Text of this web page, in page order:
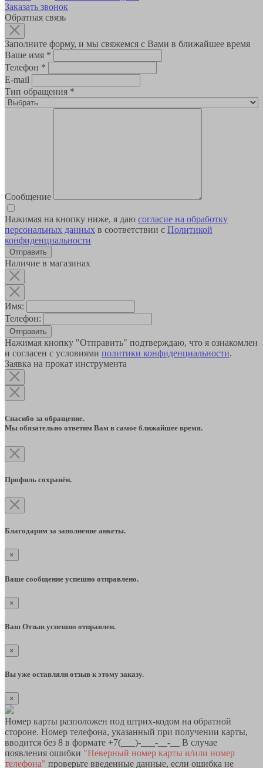
Заказать звонок
Обратная связь
Заполните форму, и мы свяжемся с Вами в ближайшее время
Ваше имя *
Телефон *
E-mail
Тип обращения *
Сообщение
Нажимая на кнопку ниже, я даю согласие на обработку
персональных данных в соответствии с Политикой
конфиденциальности
Наличие в магазинах
Имя:
Телефон:
Отправить
Нажимая кнопку "Отправить" подтверждаю, что я ознакомлен
и согласен с условиями политики конфиденциальности.
Заявка на прокат инструмента
Спасибо за обращение.
Мы обязательно ответим Вам в самое ближайшее время.
Профиль сохранён.
Благодарим за заполнение анкеты.
×
Ваше сообщение успешно отправлено.
×
Ваш Отзыв успешно отправлен.
×
Вы уже оставляли отзыв к этому заказу.
×
Номер карты разположен под штрих-кодом на обратной
стороне. Номер телефона, указанный при получении карты,
вводится без 8 в формате +7(___)-___-__-__ В случае
появления ошибки "Неверный номер карты и/или номер
телефона" проверьте введенные данные, если ошибка не